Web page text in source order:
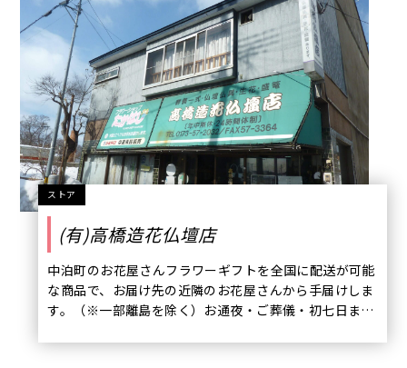
倍プレゼント!!イベント盛りだくさんなので、お見逃し
なく‼
ストア
(有)高橋造花仏壇店
中泊町のお花屋さんフラワーギフトを全国に配送が可能
な商品で、お届け先の近隣のお花屋さんから手届けしま
す。（※一部離島を除く）お通夜・ご葬儀・初七日ま
仏壇・仏具一式のお取り扱いをしております。どんな小